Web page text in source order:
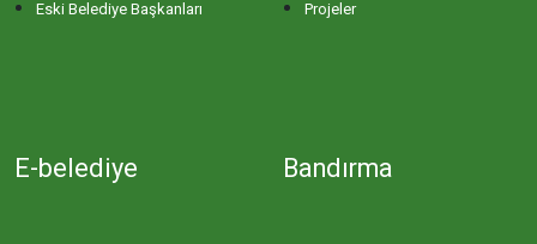
Eski Belediye Başkanları
Projeler
E-belediye Bandırma